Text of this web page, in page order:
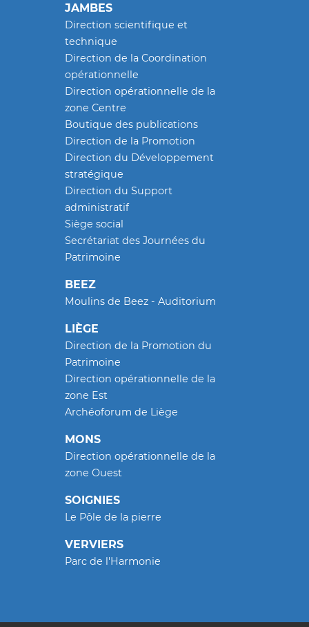
JAMBES
Direction scientifique et
technique
Direction de la Coordination
opérationnelle
Direction opérationnelle de la
zone Centre
Boutique des publications
Direction de la Promotion
Direction du Développement
stratégique
Direction du Support
administratif
Siège social
Secrétariat des Journées du
Patrimoine
BEEZ
Moulins de Beez - Auditorium
LIÈGE
Direction de la Promotion du
Patrimoine
Direction opérationnelle de la
zone Est
Archéoforum de Liège
MONS
Direction opérationnelle de la
zone Ouest
SOIGNIES
Le Pôle de la pierre
VERVIERS
Parc de l'Harmonie